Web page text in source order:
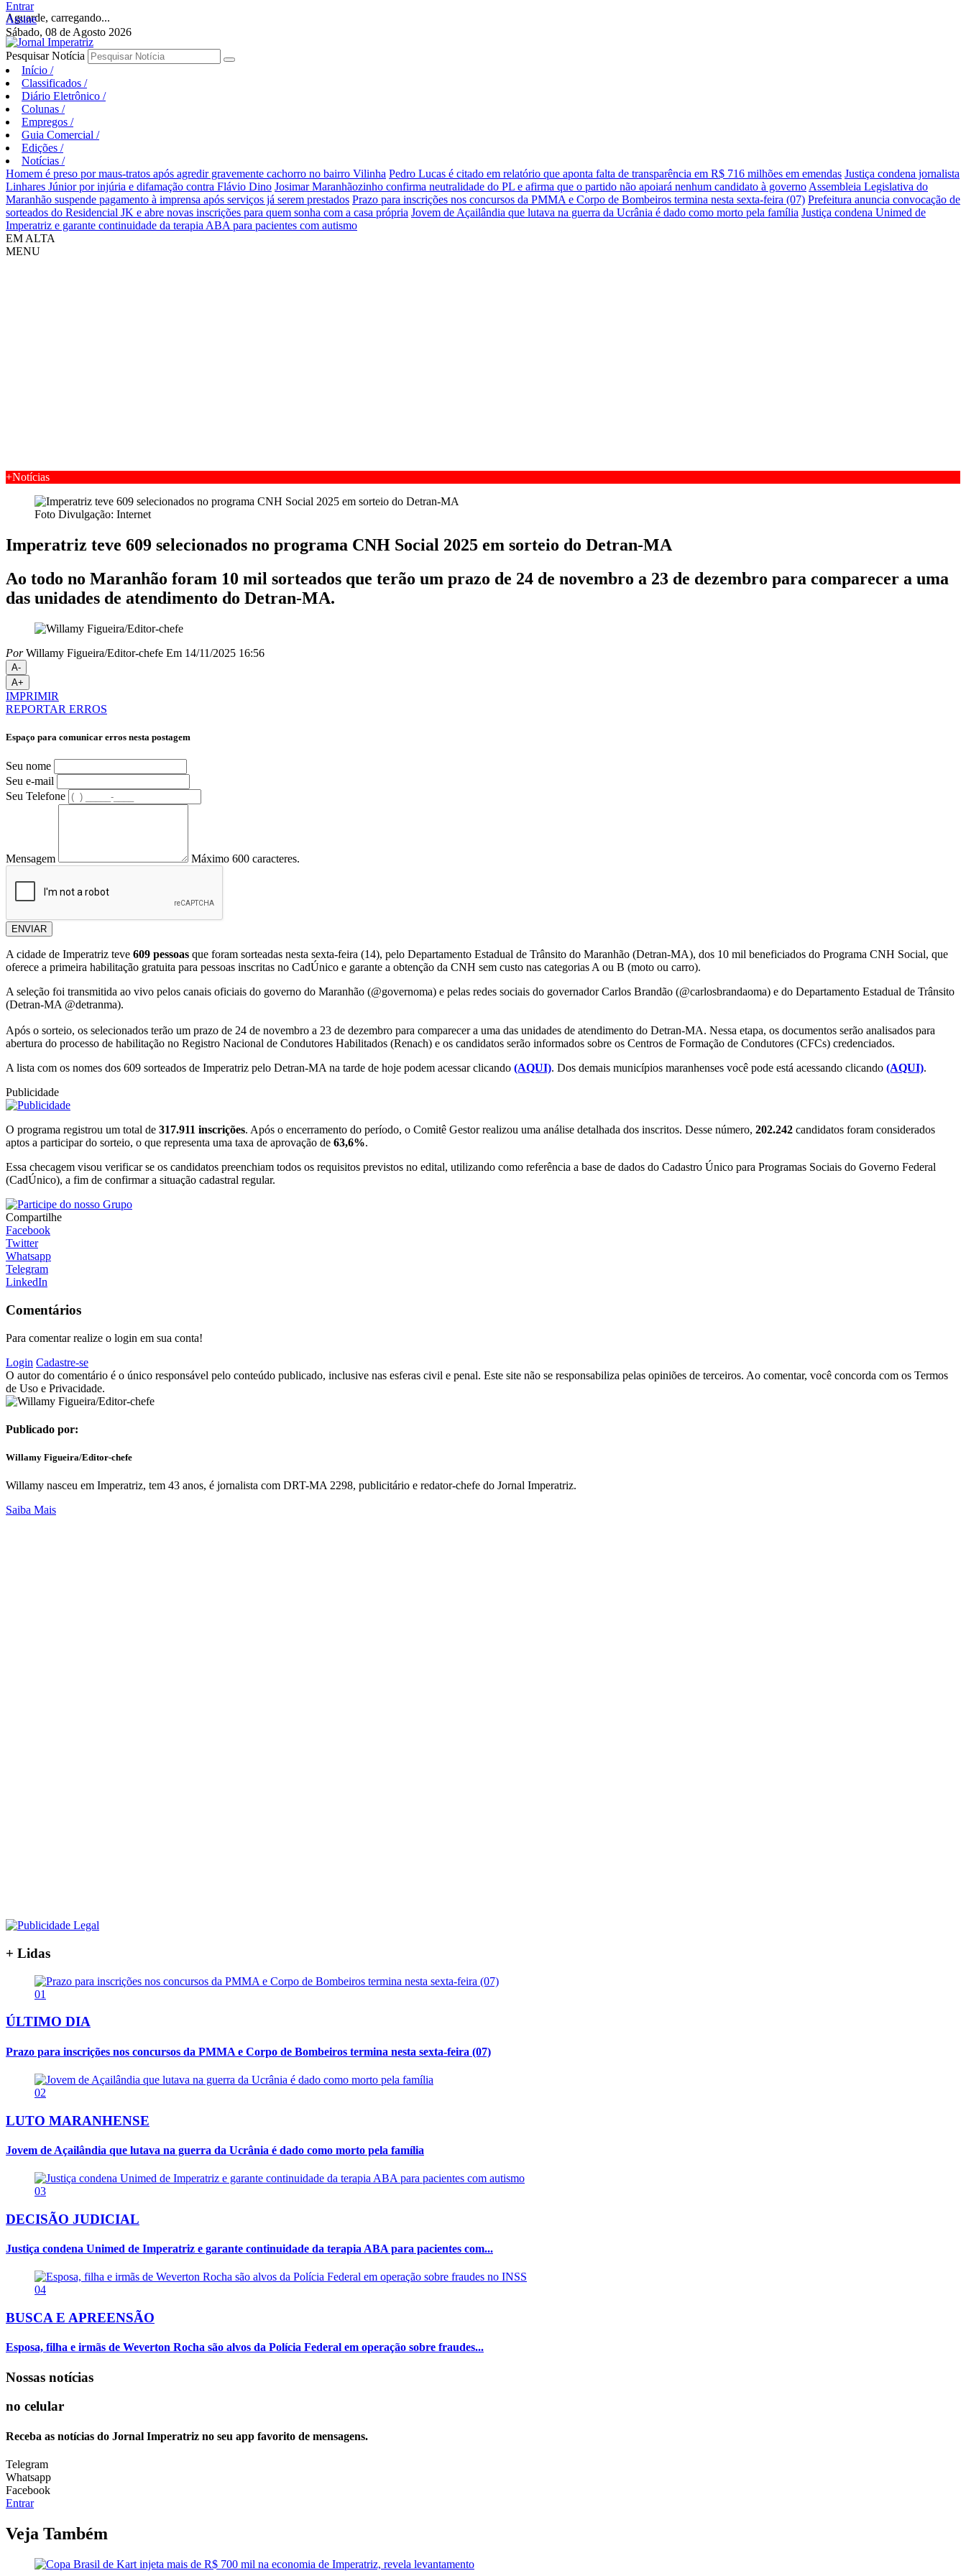
Aguarde, carregando...
Entrar
Assine
Sábado, 08 de Agosto 2026
Pesquisar Notícia
Início /
Classificados /
Diário Eletrônico /
Colunas /
Empregos /
Guia Comercial /
Edições /
Notícias /
Homem é preso por maus-tratos após agredir gravemente cachorro no bairro Vilinha Pedro Lucas é citado em relatório que aponta falta de transparência em R$ 716 milhões em emendas Justiça condena jornalista
Linhares Júnior por injúria e difamação contra Flávio Dino Josimar Maranhãozinho confirma neutralidade do PL e afirma que o partido não apoiará nenhum candidato à governo Assembleia Legislativa do
Maranhão suspende pagamento à imprensa após serviços já serem prestados Prazo para inscrições nos concursos da PMMA e Corpo de Bombeiros termina nesta sexta-feira (07) Prefeitura anuncia convocação de
sorteados do Residencial JK e abre novas inscrições para quem sonha com a casa própria Jovem de Açailândia que lutava na guerra da Ucrânia é dado como morto pela família Justiça condena Unimed de
Imperatriz e garante continuidade da terapia ABA para pacientes com autismo
EM ALTA
MENU
+Notícias
Foto Divulgação: Internet
Imperatriz teve 609 selecionados no programa CNH Social 2025 em sorteio do Detran-MA
Ao todo no Maranhão foram 10 mil sorteados que terão um prazo de 24 de novembro a 23 de dezembro para comparecer a uma
das unidades de atendimento do Detran-MA.
PorWillamy Figueira/Editor-chefe Em 14/11/2025 16:56
A-
A+
IMPRIMIR
REPORTAR ERROS
Espaço para comunicar erros nesta postagem
Seu nome
Seu e-mail
Seu Telefone
Mensagem Máximo 600 caracteres.
ENVIAR
A cidade de Imperatriz teve 609 pessoas que foram sorteadas nesta sexta-feira (14), pelo Departamento Estadual de Trânsito do Maranhão (Detran-MA), dos 10 mil beneficiados do Programa CNH Social, que
oferece a primeira habilitação gratuita para pessoas inscritas no CadÚnico e garante a obtenção da CNH sem custo nas categorias A ou B (moto ou carro).
A seleção foi transmitida ao vivo pelos canais oficiais do governo do Maranhão (@governoma) e pelas redes sociais do governador Carlos Brandão (@carlosbrandaoma) e do Departamento Estadual de Trânsito
(Detran-MA @detranma).
Após o sorteio, os selecionados terão um prazo de 24 de novembro a 23 de dezembro para comparecer a uma das unidades de atendimento do Detran-MA. Nessa etapa, os documentos serão analisados para
abertura do processo de habilitação no Registro Nacional de Condutores Habilitados (Renach) e os candidatos serão informados sobre os Centros de Formação de Condutores (CFCs) credenciados.
A lista com os nomes dos 609 sorteados de Imperatriz pelo Detran-MA na tarde de hoje podem acessar clicando (AQUI). Dos demais municípios maranhenses você pode está acessando clicando (AQUI).
Publicidade
O programa registrou um total de 317.911 inscrições. Após o encerramento do período, o Comitê Gestor realizou uma análise detalhada dos inscritos. Desse número, 202.242 candidatos foram considerados
aptos a participar do sorteio, o que representa uma taxa de aprovação de 63,6%.
Essa checagem visou verificar se os candidatos preenchiam todos os requisitos previstos no edital, utilizando como referência a base de dados do Cadastro Único para Programas Sociais do Governo Federal
(CadÚnico), a fim de confirmar a situação cadastral regular.
Compartilhe
Facebook
Twitter
Whatsapp
Telegram
LinkedIn
Comentários
Para comentar realize o login em sua conta!
Login Cadastre-se
O autor do comentário é o único responsável pelo conteúdo publicado, inclusive nas esferas civil e penal. Este site não se responsabiliza pelas opiniões de terceiros. Ao comentar, você concorda com os Termos
de Uso e Privacidade.
Publicado por:
Willamy Figueira/Editor-chefe
Willamy nasceu em Imperatriz, tem 43 anos, é jornalista com DRT-MA 2298, publicitário e redator-chefe do Jornal Imperatriz.
Saiba Mais
+ Lidas
01
ÚLTIMO DIA
Prazo para inscrições nos concursos da PMMA e Corpo de Bombeiros termina nesta sexta-feira (07)
02
LUTO MARANHENSE
Jovem de Açailândia que lutava na guerra da Ucrânia é dado como morto pela família
03
DECISÃO JUDICIAL
Justiça condena Unimed de Imperatriz e garante continuidade da terapia ABA para pacientes com...
04
BUSCA E APREENSÃO
Esposa, filha e irmãs de Weverton Rocha são alvos da Polícia Federal em operação sobre fraudes...
Nossas notícias
no celular
Receba as notícias do Jornal Imperatriz no seu app favorito de mensagens.
Telegram
Whatsapp
Facebook
Entrar
Veja Também